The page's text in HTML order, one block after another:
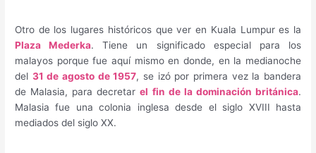
Otro de los lugares históricos que ver en Kuala Lumpur es la
Plaza Mederka. Tiene un significado especial para los
malayos porque fue aquí mismo en donde, en la medianoche
del 31 de agosto de 1957, se izó por primera vez la bandera
de Malasia, para decretarel fin de la dominación británica.
Malasia fue una colonia inglesa desde el siglo XVIII hasta
mediados del siglo XX.